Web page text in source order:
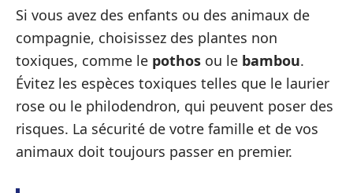
Si vous avez des enfants ou des animaux de
compagnie, choisissez des plantes non
toxiques, comme le pothos ou le bambou.
Évitez les espèces toxiques telles que le laurier
rose ou le philodendron, qui peuvent poser des
risques. La sécurité de votre famille et de vos
animaux doit toujours passer en premier.